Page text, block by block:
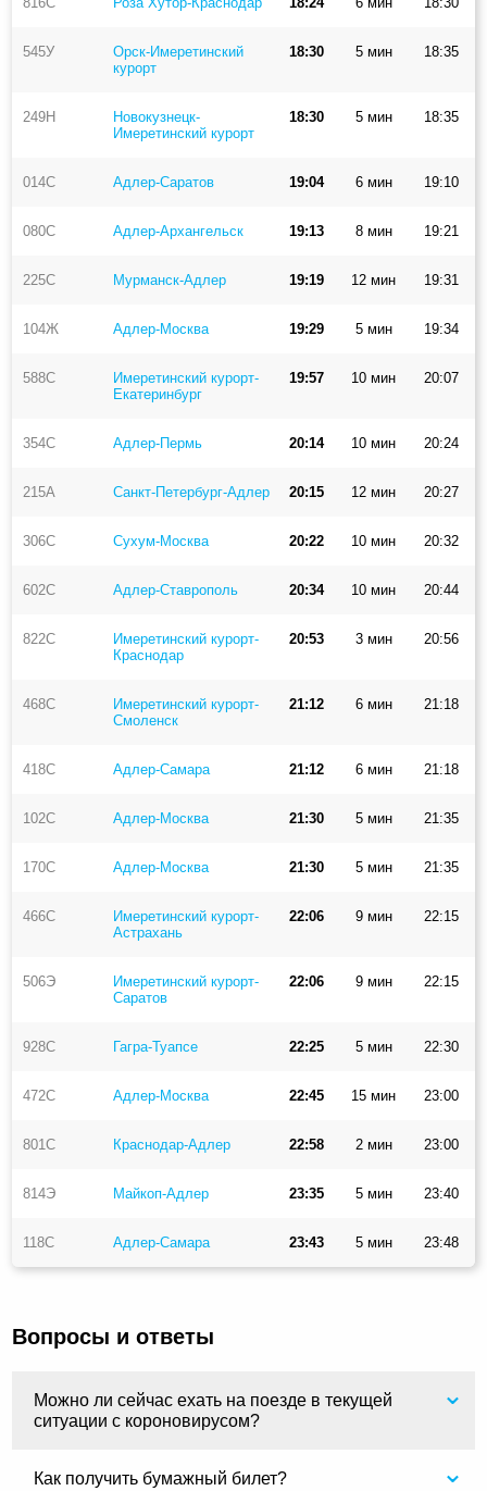
545У
Орск-Имеретинский
курорт
18:30 5 мин 18:35
249Н
Новокузнецк-
Имеретинский курорт
18:30 5 мин 18:35
014С Адлер-Саратов 19:04 6 мин 19:10
080С Адлер-Архангельск 19:13 8 мин 19:21
225С Мурманск-Адлер 19:19 12 мин 19:31
104Ж Адлер-Москва 19:29 5 мин 19:34
588С
Имеретинский курорт-
Екатеринбург
19:57 10 мин 20:07
354С Адлер-Пермь 20:14 10 мин 20:24
215А Санкт-Петербург-Адлер 20:15 12 мин 20:27
306С Сухум-Москва 20:22 10 мин 20:32
602С Адлер-Ставрополь 20:34 10 мин 20:44
822С
Имеретинский курорт-
Краснодар
20:53 3 мин 20:56
468С
Имеретинский курорт-
Смоленск
21:12 6 мин 21:18
418С Адлер-Самара 21:12 6 мин 21:18
102С Адлер-Москва 21:30 5 мин 21:35
170С Адлер-Москва 21:30 5 мин 21:35
466С
Имеретинский курорт-
Астрахань
22:06 9 мин 22:15
506Э
Имеретинский курорт-
Саратов
22:06 9 мин 22:15
928С Гагра-Туапсе 22:25 5 мин 22:30
472С Адлер-Москва 22:45 15 мин 23:00
801С Краснодар-Адлер 22:58 2 мин 23:00
814Э Майкоп-Адлер 23:35 5 мин 23:40
118С Адлер-Самара 23:43 5 мин 23:48
Вопросы и ответы
Можно ли сейчас ехать на поезде в текущей
ситуации с короновирусом?
Как получить бумажный билет?